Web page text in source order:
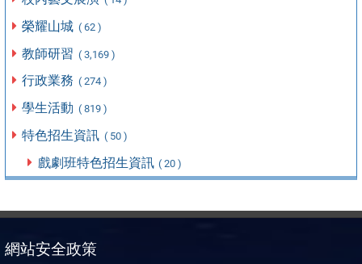
榮耀山城 ( 62 )
教師研習 ( 3,169 )
行政業務 ( 274 )
學生活動 ( 819 )
特色招生資訊 ( 50 )
戲劇班特色招生資訊 ( 20 )
網站安全政策